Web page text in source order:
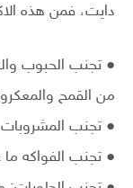
دايت، فمن هذه
● تجنب الحبوب
من القمح
● تجنب المشروبات
● تجنب الفواكه ما